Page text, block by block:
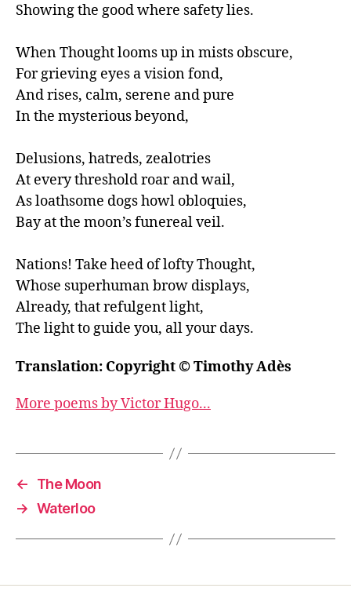
Showing the good where safety lies.
When Thought looms up in mists obscure,
For grieving eyes a vision fond,
And rises, calm, serene and pure
In the mysterious beyond,
Delusions, hatreds, zealotries
At every threshold roar and wail,
As loathsome dogs howl obloquies,
Bay at the moon’s funereal veil.
Nations! Take heed of lofty Thought,
Whose superhuman brow displays,
Already, that refulgent light,
The light to guide you, all your days.
Translation: Copyright © Timothy Adès
More poems by Victor Hugo...
←
The Moon
→ Waterloo